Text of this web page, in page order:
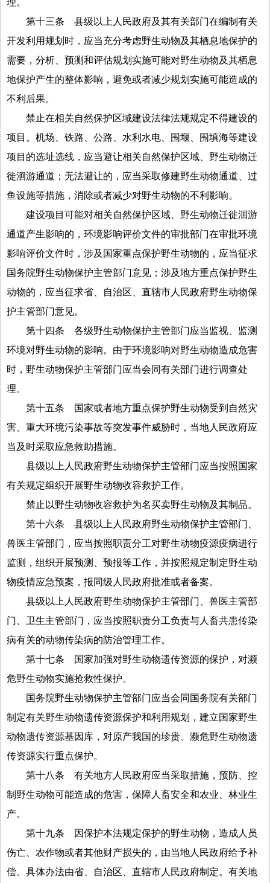
理。
第十三条 县级以上人民政府及其有关部门在编制有关
开发利用规划时，应当充分考虑野生动物及其栖息地保护的
需要，分析、预测和评估规划实施可能对野生动物及其栖息
地保护产生的整体影响，避免或者减少规划实施可能造成的
不利后果。
禁止在相关自然保护区域建设法律法规规定不得建设的
项目。机场、铁路、公路、水利水电、围堰、围填海等建设
项目的选址选线，应当避让相关自然保护区域、野生动物迁
徙洄游通道；无法避让的，应当采取修建野生动物通道、过
鱼设施等措施，消除或者减少对野生动物的不利影响。
建设项目可能对相关自然保护区域、野生动物迁徙洄游
通道产生影响的，环境影响评价文件的审批部门在审批环境
影响评价文件时，涉及国家重点保护野生动物的，应当征求
国务院野生动物保护主管部门意见；涉及地方重点保护野生
动物的，应当征求省、自治区、直辖市人民政府野生动物保
护主管部门意见。
第十四条 各级野生动物保护主管部门应当监视、监测
环境对野生动物的影响。由于环境影响对野生动物造成危害
时，野生动物保护主管部门应当会同有关部门进行调查处
理。
第十五条 国家或者地方重点保护野生动物受到自然灾
害、重大环境污染事故等突发事件威胁时，当地人民政府应
当及时采取应急救助措施。
县级以上人民政府野生动物保护主管部门应当按照国家
有关规定组织开展野生动物收容救护工作。
禁止以野生动物收容救护为名买卖野生动物及其制品。
第十六条 县级以上人民政府野生动物保护主管部门、
兽医主管部门，应当按照职责分工对野生动物疫源疫病进行
监测，组织开展预测、预报等工作，并按照规定制定野生动
物疫情应急预案，报同级人民政府批准或者备案。
县级以上人民政府野生动物保护主管部门、兽医主管部
门、卫生主管部门，应当按照职责分工负责与人畜共患传染
病有关的动物传染病的防治管理工作。
第十七条 国家加强对野生动物遗传资源的保护，对濒
危野生动物实施抢救性保护。
国务院野生动物保护主管部门应当会同国务院有关部门
制定有关野生动物遗传资源保护和利用规划，建立国家野生
动物遗传资源基因库，对原产我国的珍贵、濒危野生动物遗
传资源实行重点保护。
第十八条 有关地方人民政府应当采取措施，预防、控
制野生动物可能造成的危害，保障人畜安全和农业、林业生
产。
第十九条 因保护本法规定保护的野生动物，造成人员
伤亡、农作物或者其他财产损失的，由当地人民政府给予补
偿。具体办法由省、自治区、直辖市人民政府制定。有关地